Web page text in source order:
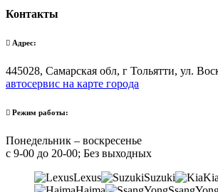
Контакты
Адрес:
445028, Самарская обл, г Тольятти, ул.
автосервис на карте города
Режим работы:
Понедельник – воскресенье
с 9-00 до 20-00; Без выходных
Lexus
Suzuki Kia